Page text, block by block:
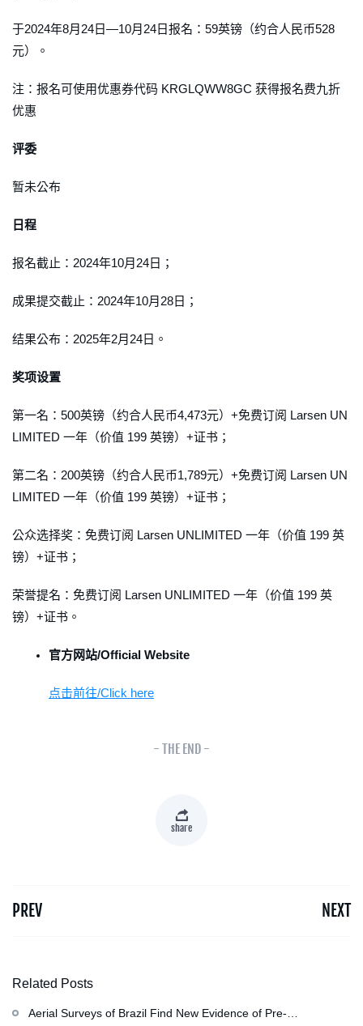
于2024年8月24日—10月24日报名：59英镑（约合人民币528
元）。
注：报名可使用优惠券代码 KRGLQWW8GC 获得报名费九折
优惠
评委
暂未公布
日程
报名截止：2024年10月24日；
成果提交截止：2024年10月28日；
结果公布：2025年2月24日。
奖项设置
第一名：500英镑（约合人民币4,473元）+免费订阅 Larsen UN
LIMITED 一年（价值 199 英镑）+证书；
第二名：200英镑（约合人民币1,789元）+免费订阅 Larsen UN
LIMITED 一年（价值 199 英镑）+证书；
公众选择奖：免费订阅 Larsen UNLIMITED 一年（价值 199 英
镑）+证书；
荣誉提名：免费订阅 Larsen UNLIMITED 一年（价值 199 英
镑）+证书。
官方网站/Official Website
点击前往/Click here
- THE END -
share
PREV NEXT
Related Posts
Aerial Surveys of Brazil Find New Evidence of Pre-